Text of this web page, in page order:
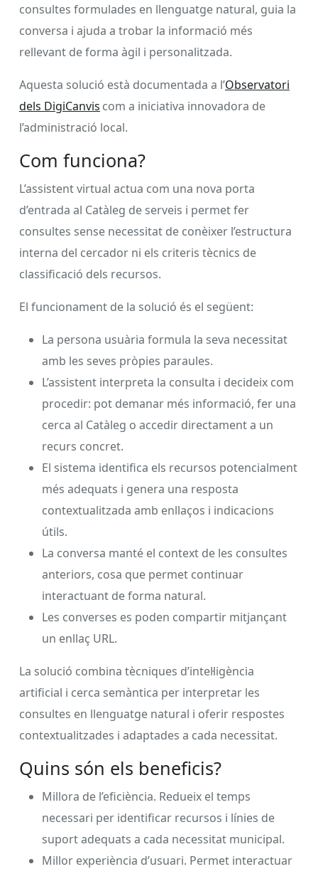
consultes formulades en llenguatge natural, guia la
conversa i ajuda a trobar la informació més
rellevant de forma àgil i personalitzada.
Aquesta solució està documentada a l’Observatori
dels DigiCanvis com a iniciativa innovadora de
l’administració local.
Com funciona?
L’assistent virtual actua com una nova porta
d’entrada al Catàleg de serveis i permet fer
consultes sense necessitat de conèixer l’estructura
interna del cercador ni els criteris tècnics de
classificació dels recursos.
El funcionament de la solució és el següent:
La persona usuària formula la seva necessitat
amb les seves pròpies paraules.
L’assistent interpreta la consulta i decideix com
procedir: pot demanar més informació, fer una
cerca al Catàleg o accedir directament a un
recurs concret.
El sistema identifica els recursos potencialment
més adequats i genera una resposta
contextualitzada amb enllaços i indicacions
útils.
La conversa manté el context de les consultes
anteriors, cosa que permet continuar
interactuant de forma natural.
Les converses es poden compartir mitjançant
un enllaç URL.
La solució combina tècniques d’intel·ligència
artificial i cerca semàntica per interpretar les
consultes en llenguatge natural i oferir respostes
contextualitzades i adaptades a cada necessitat.
Quins són els beneficis?
Millora de l’eficiència. Redueix el temps
necessari per identificar recursos i línies de
suport adequats a cada necessitat municipal.
Millor experiència d’usuari. Permet interactuar